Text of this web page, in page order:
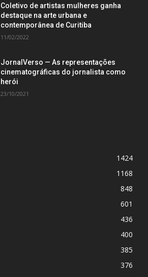
Coletivo de artistas mulheres ganha
destaque na arte urbana e
contemporânea de Curitiba
11/02/2022
JornalVerso — As representações
cinematográficas do jornalista como
herói
23/10/2021
1424
1168
848
601
436
400
385
376